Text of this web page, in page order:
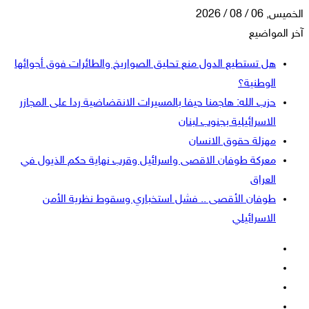
الخميس, 06 / 08 / 2026
آخر المواضيع
هل تستطيع الدول منع تحليق الصواريخ والطائرات فوق أجوائها
الوطنية؟
حزب الله: هاجمنا حيفا بالمسيرات الانقضاضية ردا على المجازر
الاسرائيلية بجنوب لبنان
مهزلة حقوق الانسان
معركة طوفان الاقصى واسرائيل وقرب نهاية حكم الذيول في
العراق
طوفان الأقصى .. فشل استخباري وسقوط نظرية الأمن
الاسرائيلي